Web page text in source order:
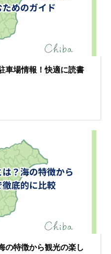
車場情報！快適に読書
の特徴から観光の楽し